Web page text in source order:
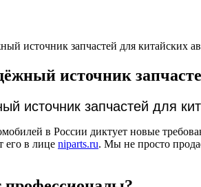
источник запчастей для китайских
источник
источник запчастей для
в России диктует новые
его в лице niparts.ru. Мы не просто